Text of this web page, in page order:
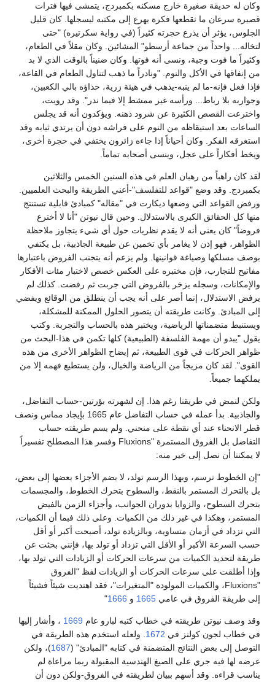
وكان له حديقة صغيرة خارج مسكنه بكمبردج، يتمشى فيها فترات
قصيرة سرعان ما تقطعها فكرة يهرع إلى مكتبه ليسجلها. كان قليل
الجلوس، يؤثر أن يذرع حجرته كثيراً (في رواية سكرتيره) "حتى
لتخاله... واحداً من جماعة أرسطو" المشائين. وكان مقلاً في الطعام،
وكثيراً ما فوت وجبة، ونسى أنه فوتها. وكان ضنيناً بالوقت الذي لا بد
من إنفاقها في الأكل والنوم. "ونادراً ما ذهب لتناول الطعام في القاعة،
فإذا فعل فإنه-ما لم ينبه-يذهب في هيئة زرية، حذاؤه بالي الكعبين،
وجواربه بلا رباط... ورأسه غير ممشط إلا فيما ندر". وقد رويت،
واخترعت القصص الكثيرة عن شرود ذهنه. ويؤكدون أنه قد يجلس
الساعات بعد استيقاظه من النوم على فراشه دون أن يرتدي ثيابه وقد
استغرقه الفكر. وكان أحياناً إذا جاءه زائرون يختفي في حجرة أخرى،
ويخط أفكاراً على عجل، وينسى أصحابه تماماً.
لقد كان راهباً من رهبان العلم في هذه السنين الخمس والثلاثين
بكمبردج. وقد وضع "قواعد للتفلسف"-أعني الطريقة والبحث العلميين.
ورفض القواعد التي وضعها ديكارت في "مقاله" كمبادئ قابلية تستنتج
منها كل الحقائق الكبرى بالاستدلال. وحين قال نيوتن "أنا لا أخترع
فروضاً" كان يعني أنه لا يقدم نظريات حول أي شيء يتجاوز ملاحظة
الظواهر، فهو إذن لا يغامر بأي تخمين عن طبيعة الجاذبية، بل يكتفي
بوصف مسلكها وصياغة قوانينها. ولم يزعم أنه يتجنب الفروض باعتبارها
مفاتيح للتجارب، فإن مختبره على العكس خصص لاختبار مئات الأفكار
والإمكانات، وسجله يزخر بالفروض التي جربت ثم رفضت. كذلك لم
يرفض الاستدلال، إنما أصر على أنه يجب أن ينطلق من الوقائع ويفضي
إلى المبادئ. وكانت طريقته أن يتصور الحلول الممكنة للمشكلة،
ويستنبط متضمناتها الرياضية، ويختبر هذه بالحساب والتجربة. وكتب
يقول "يبدو أن مهمة الفلسفة (الطبيعية) كلها تكمن في هذا-البحث من
ظواهر الحركات في قوى الطبيعة، ثم إيضاح الظواهر الأخرى من هذه
القوى". لقد كان مزيجاً من الرياضة والخيال، ولن يستطيع فهمه إلا من
يملكهما جميعاً.
ولكن لنمض في طريقنا رغم هذا. إن لشهرته بؤرتين-حساب التفاضل،
والجاذبية. بدأ عمله في حساب التفاضل عام 1665 بإيجاد مماس ونصف
قطر الانحناء عند أي نقطة على منحني. ولم يسم طريقته حساب
التفاضل بل الفروق المستمرة "Fluxions وفسر هذا المصطلح تفسيراً
لا يمكننا أن نصل إلى خير منه:
"إن الخطوط ترسم، وبهذا الرسم تولد، لا بضم الأجزاء بعضها إلى بعض،
بل بالتحرك المستمر بالنقط، والسطوح بتحرك الخطوط، والمجسمات
بتحرك السطوح، والزوايا بدوران الجوانب، وأجزاء الزمن بالفيض
المستمر، وهكذا في غير ذلك من الكميات. وعلى ذلك فبما أن الكميات،
التي تزداد في أزمان متساوية، وبالزيادة تولد، أصبحت أكبر أو أقل
حسب السرعة الأكبر أو الأقل التي تزداد أو تولد بها، فإنني بحثت عن
طريقة لتحديد الكميات من سرعات الحركات أو الزيادات التي تولد بها،
وإذا أطلقت على سرعات الحركات أو الزيادات لفظ "الفروق
"Fluxions، والكميات المولودة "المتغيرات"، فقد اهتديت شيئاً فشيئاً
إلى طريقة الفروق في عامي 1665 و 1666
"
وقد وصف نيوتن طريقته في خطاب كتبه لبارو عام 1669 ، وأشار إليها
في خطاب لجون كولنز في 1672. ولعله استخدم هذه الطريقة في
التوصل إلى بعض النتائج المتضمنة في كتابه "المبادئ" (1687)، ولكن
عرضه لها فيه جري على الصيغ الهندسية المقبولة ربما مراعاة لم
يناسب قراءه. وقد أسهم ببيان لطريقته في الفروق-ولكن دون أن